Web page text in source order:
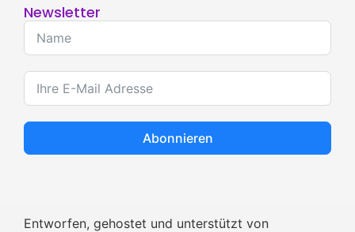
Newsletter
Abonnieren
Entworfen, gehostet und unterstützt von